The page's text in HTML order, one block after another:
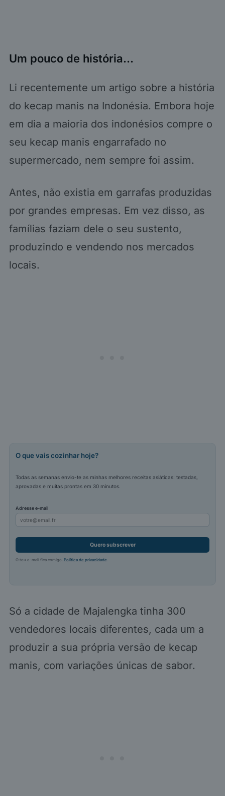
Um pouco de história…
Li recentemente um artigo sobre a história
do kecap manis na Indonésia. Embora hoje
em dia a maioria dos indonésios compre o
seu kecap manis engarrafado no
supermercado, nem sempre foi assim.
Antes, não existia em garrafas produzidas
por grandes empresas. Em vez disso, as
famílias faziam dele o seu sustento,
produzindo e vendendo nos mercados
locais.
O que vais cozinhar hoje?
Todas as semanas envio-te as minhas melhores receitas asiáticas: testadas,
aprovadas e muitas prontas em 30 minutos.
Adresse e-mail
Quero subscrever
O teu e-mail fica comigo.Política de privacidade .
Só a cidade de Majalengka tinha 300
vendedores locais diferentes, cada um a
produzir a sua própria versão de kecap
manis, com variações únicas de sabor.